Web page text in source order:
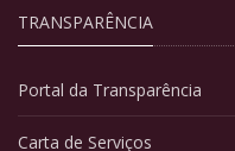
TRANSPARÊNCIA
Portal da Transparência
Carta de Serviços